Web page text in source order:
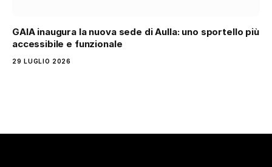
GAIA inaugura la nuova sede di Aulla: uno sportello più
accessibile e funzionale
29 LUGLIO 2026